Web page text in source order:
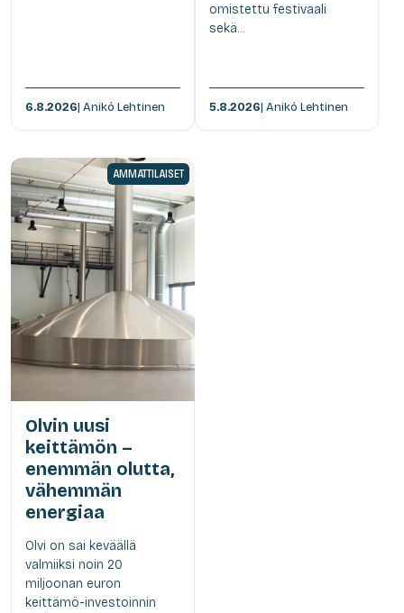
6.8.2026| Anikó Lehtinen
omistettu festivaali
sekä...
5.8.2026| Anikó Lehtinen
AMMATTILAISET
Olvin uusi
keittämön –
enemmän olutta,
vähemmän
energiaa
Olvi on sai keväällä
valmiiksi noin 20
miljoonan euron
keittämö-investoinnin